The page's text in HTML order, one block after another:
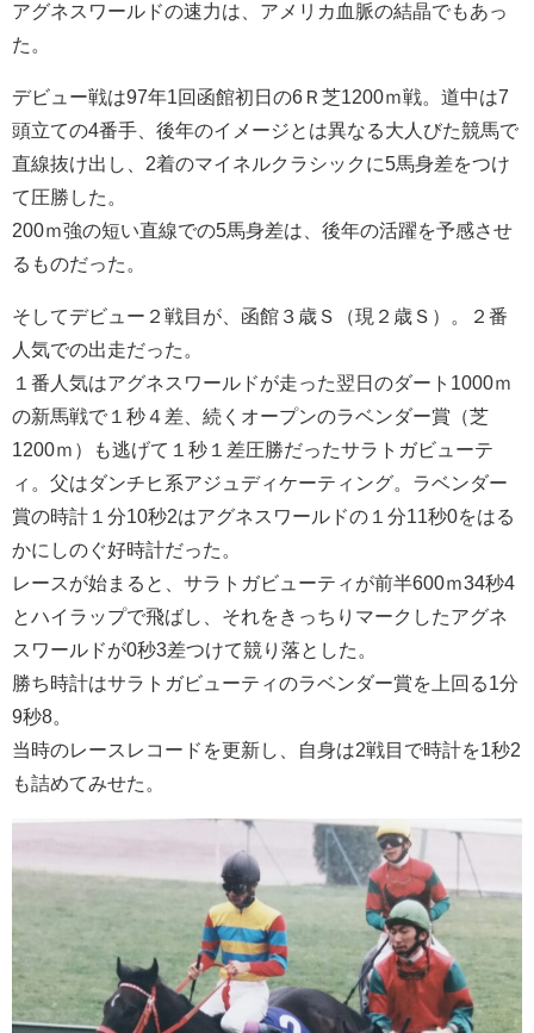
アグネスワールドの速力は、アメリカ血脈の結晶でもあっ
た。
デビュー戦は97年1回函館初日の6Ｒ芝1200ｍ戦。道中は7
頭立ての4番手、後年のイメージとは異なる大人びた競馬で
直線抜け出し、2着のマイネルクラシックに5馬身差をつけ
て圧勝した。
200ｍ強の短い直線での5馬身差は、後年の活躍を予感させ
るものだった。
そしてデビュー２戦目が、函館３歳Ｓ（現２歳Ｓ）。２番
人気での出走だった。
１番人気はアグネスワールドが走った翌日のダート1000ｍ
の新馬戦で１秒４差、続くオープンのラベンダー賞（芝
1200ｍ）も逃げて１秒１差圧勝だったサラトガビューテ
ィ。父はダンチヒ系アジュディケーティング。ラベンダー
賞の時計１分10秒2はアグネスワールドの１分11秒0をはる
かにしのぐ好時計だった。
レースが始まると、サラトガビューティが前半600ｍ34秒4
とハイラップで飛ばし、それをきっちりマークしたアグネ
スワールドが0秒3差つけて競り落とした。
勝ち時計はサラトガビューティのラベンダー賞を上回る1分
9秒8。
当時のレースレコードを更新し、自身は2戦目で時計を1秒2
も詰めてみせた。